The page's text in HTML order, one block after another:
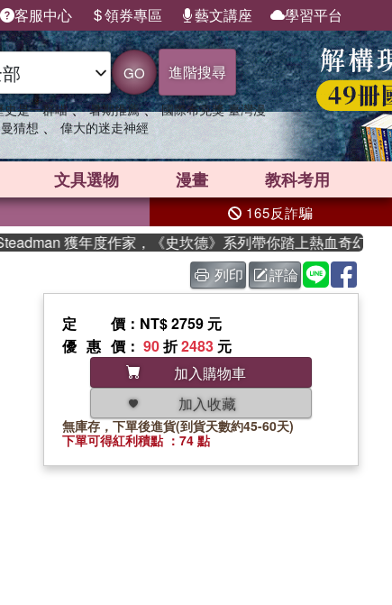
客服中心 領券專區 藝文講座 學習平台
GO 進階搜尋
史是一群喵 、 暑期推薦 、 國際布克獎 臺灣漫
猜想 、 偉大的迷走神經
文具選物 漫畫 教科考用
165反詐騙
獲年度作家，《史坎德》系列帶你踏上熱血奇幻旅程
列印 評論
定價 ：NT$ 2759 元
優惠價 ： 90折2483 元
加入購物車
加入收藏
無庫存，下單後進貨(到貨天數約45-60天)
下單可得紅利積點 ：74 點